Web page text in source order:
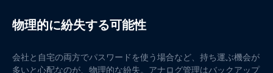
物理的に紛失する可能性
会社と自宅の両方でパスワードを使う場合など、持ち運ぶ機会が